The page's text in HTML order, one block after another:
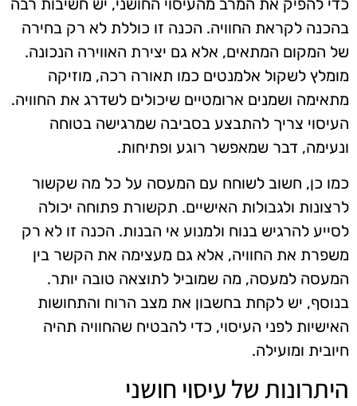
כדי להפיק את המרב מהעיסוי החושני, יש חשיבות רבה
בהכנה לקראת החוויה. הכנה זו כוללת לא רק בחירה
של המקום המתאים, אלא גם יצירת האווירה הנכונה.
מומלץ לשקול אלמנטים כמו תאורה רכה, מוזיקה
מתאימה ושמנים ארומטיים שיכולים לשדרג את החוויה.
העיסוי צריך להתבצע בסביבה שמרגישה בטוחה
ונעימה, דבר שמאפשר רוגע ופתיחות.
כמו כן, חשוב לשוחח עם המעסה על כל מה שקשור
לרצונות ולגבולות האישיים. תקשורת פתוחה יכולה
לסייע להרגיש בנוח ולמנוע אי הבנות. הכנה זו לא רק
משפרת את החוויה, אלא גם מעצימה את הקשר בין
המעסה למעסה, מה שמוביל לתוצאה טובה יותר.
בנוסף, יש לקחת בחשבון את מצב הרוח והתחושות
האישיות לפני העיסוי, כדי להבטיח שהחוויה תהיה
חיובית ומועילה.
היתרונות של עיסוי חושני